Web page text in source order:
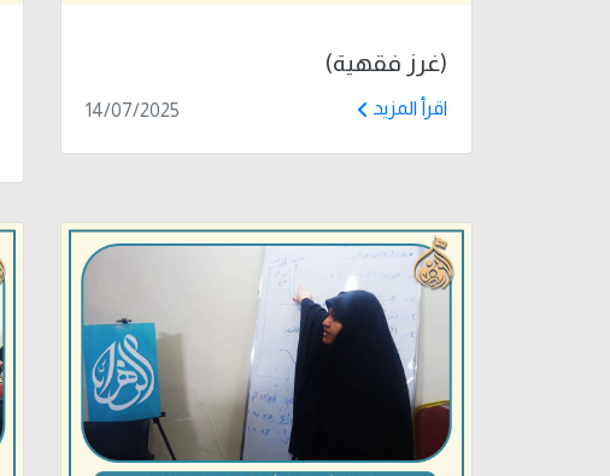
(غرز فقهية)
اقرأ المزيد 14/07/2025